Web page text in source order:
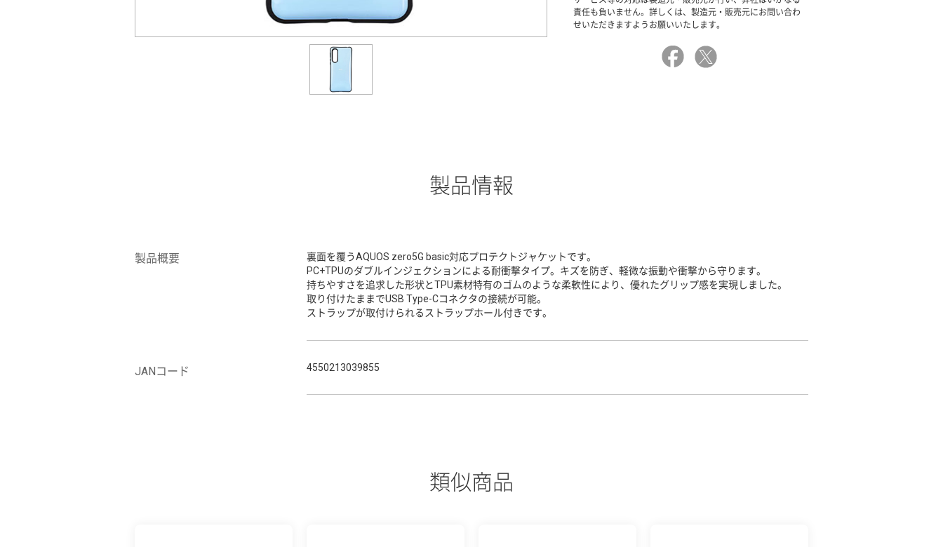
責任も負いません。詳しくは、製造元・販売元にお問い合わ
せいただきますようお願いいたします。
製品情報
製品概要
裏面を覆うAQUOS zero5G basic対応プロテクトジャケットです。
PC+TPUのダブルインジェクションによる耐衝撃タイプ。キズを防ぎ、軽微な振動や衝撃から守ります。
持ちやすさを追求した形状とTPU素材特有のゴムのような柔軟性により、優れたグリップ感を実現しました。
取り付けたままでUSB Type-Cコネクタの接続が可能。
ストラップが取付けられるストラップホール付きです。
JANコード 4550213039855
類似商品